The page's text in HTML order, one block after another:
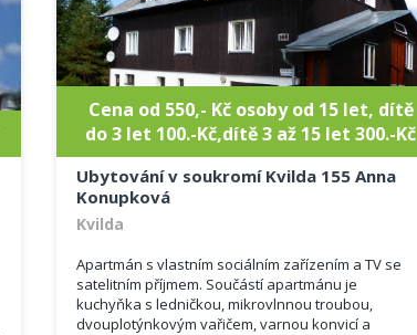
Cena od 550,- Kč osoby od 15 let, dítě
do 3 let 100.-Kč,dítě 3 až 15 let 300.-Kč
Ubytování v soukromí Kvilda 155 Anna
Konupková
Kvilda
Apartmán s vlastním sociálním zařízením a TV se
satelitním příjmem. Součástí apartmánu je
kuchyňka s ledničkou, mikrovlnnou troubou,
dvouplotýnkovým vařičem, varnou konvicí a